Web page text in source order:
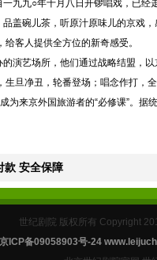
九○年十月八日开锣唱戏，已经
盖碗儿茶，听原汁原味儿的京戏
客人提供全方位的新奇感受。
演艺场所，他们通过战略结盟，
旦净丑，轮番登场；唱念作打，
为来京外国旅游者的“必修课”。
款 安全保障
世纪剧院 版权所有 Copyright
京ICP备09058903号-24